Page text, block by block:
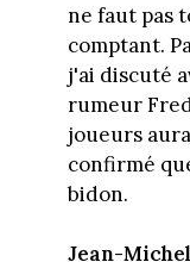
ne faut pas
comptant.
j'ai discuté
rumeur
joueurs
confirmé
bidon.
Jean-